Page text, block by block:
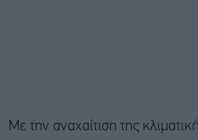
Με την αναχαίτιση της